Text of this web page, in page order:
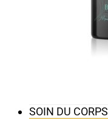
SOIN DU CORPS